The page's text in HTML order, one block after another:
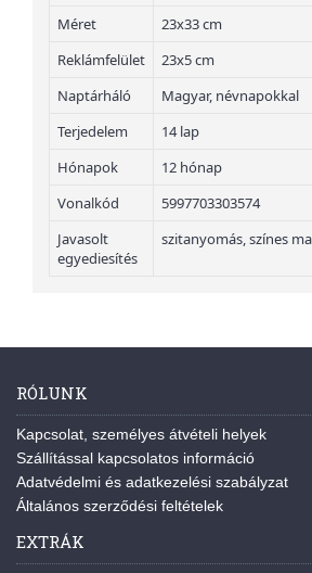
Méret
23x33 cm
Reklámfelület
23x5 cm
Naptárháló
Magyar, névnapokkal
Terjedelem
14 lap
Hónapok
12 hónap
Vonalkód
5997703303574
Javasolt
egyediesítés
szitanyomás, színes
RÓLUNK
Kapcsolat, személyes átvételi helyek
Szállítással kapcsolatos információ
Adatvédelmi és adatkezelési szabályzat
Általános szerződési feltételek
EXTRÁK